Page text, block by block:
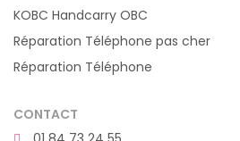
KOBC Handcarry OBC
Réparation Téléphone pas cher
Réparation Téléphone
CONTACT